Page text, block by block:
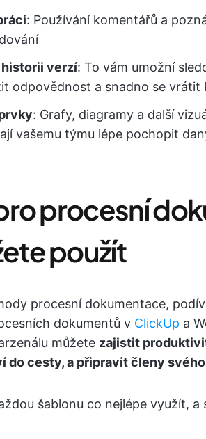
: Používání komentářů a
historii verzí: To vám umožní
odpovědnost a snadno se vrátit
: Grafy, diagramy a další
vašemu týmu lépe pochopit
procesní
použít
procesní dokumentace,
dokumentů v ClickUp a
můžete zajistit
do cesty, a připravit členy
šablonu co nejlépe využít, a